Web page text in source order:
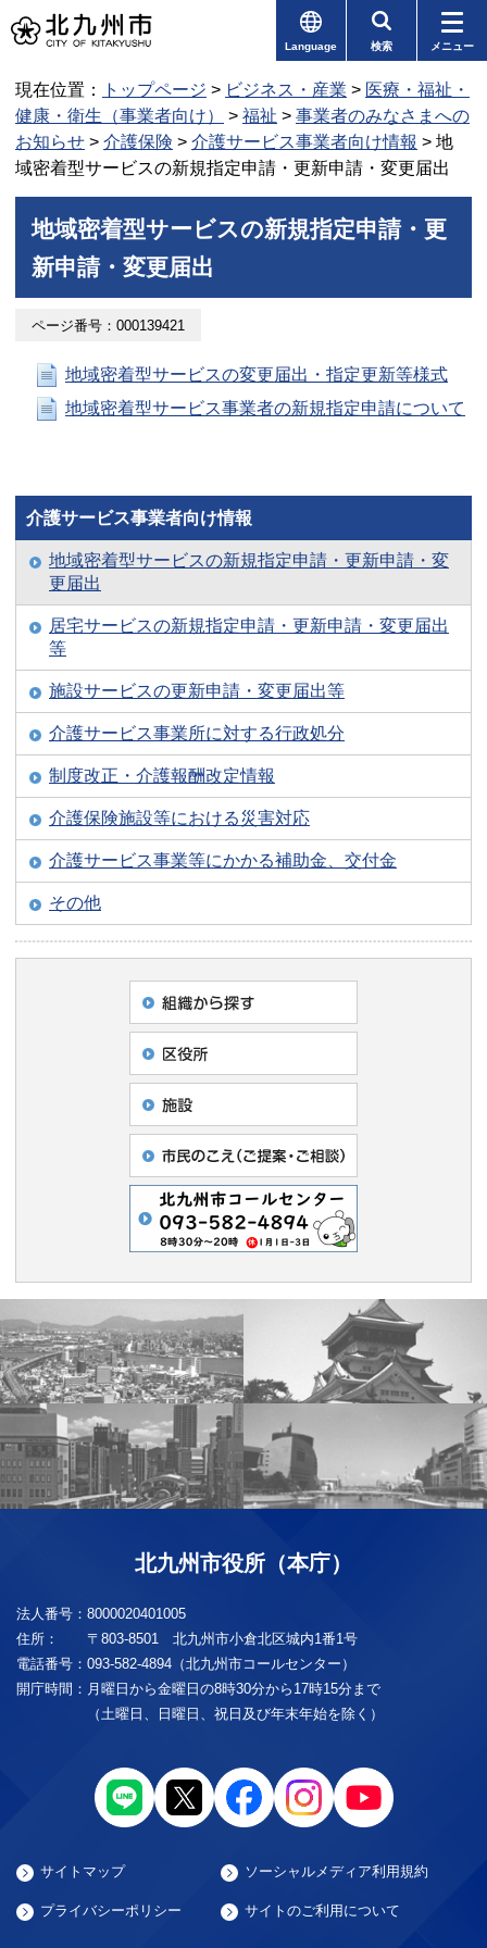
Language 検索 メニュー
現在位置： トップページ > ビジネス・産業 > 医療・福祉・
健康・衛生（事業者向け）
> 福祉 > 事業者のみなさまへの
お知らせ > 介護保険 > 介護サービス事業者向け情報 > 地
域密着型サービスの新規指定申請・更新申請・変更届出
地域密着型サービスの新規指定申請・更
新申請・変更届出
ページ番号：000139421
地域密着型サービスの変更届出・指定更新等様式
地域密着型サービス事業者の新規指定申請について
介護サービス事業者向け情報
地域密着型サービスの新規指定申請・更新申請・変
更届出
居宅サービスの新規指定申請・更新申請・変更届出
等
施設サービスの更新申請・変更届出等
介護サービス事業所に対する行政処分
制度改正・介護報酬改定情報
介護保険施設等における災害対応
介護サービス事業等にかかる補助金、交付金
その他
北九州市役所（本庁）
法人番号： 8000020401005
住所：
〒803-8501 北九州市小倉北区城内1番1号
電話番号： 093-582-4894（北九州市コールセンター）
開庁時間： 月曜日から金曜日の8時30分から17時15分まで
（土曜日、日曜日、祝日及び年末年始を除く）
サイトマップ ソーシャルメディア利用規約
プライバシーポリシー サイトのご利用について